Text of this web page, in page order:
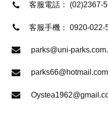
客服電話： (02)2367-
客服手機： 0920-022-
parks@uni-
parks66@hotmail.com